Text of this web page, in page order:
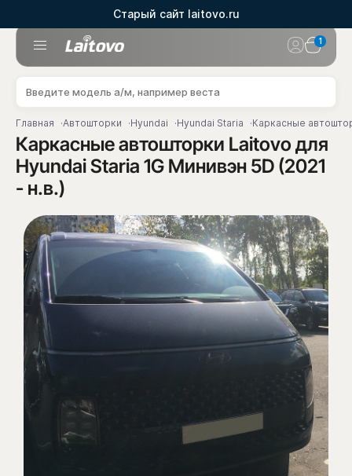
Старый сайт laitovo.ru
1
Главная Автошторки Hyundai Hyundai Staria Каркасные
Каркасные автошторки Laitovo для
Hyundai Staria 1G Минивэн 5D (2021
- н.в.)